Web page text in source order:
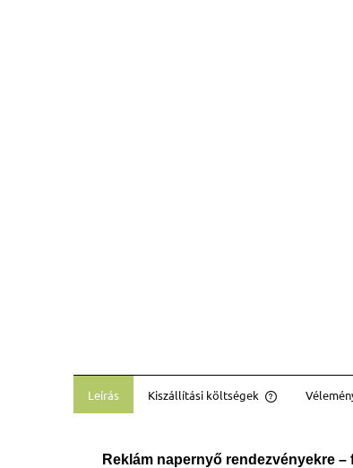
Leírás Kiszállítási költségek
költségeket
Reklám napernyő rendezvényekre